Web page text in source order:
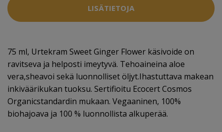
LISÄTIETOJA
75 ml, Urtekram Sweet Ginger Flower käsivoide on
ravitseva ja helposti imeytyvä. Tehoaineina aloe
vera,sheavoi sekä luonnolliset öljyt.Ihastuttava makean
inkiväärikukan tuoksu. Sertifioitu Ecocert Cosmos
Organicstandardin mukaan. Vegaaninen, 100%
biohajoava ja 100 % luonnollista alkuperää.